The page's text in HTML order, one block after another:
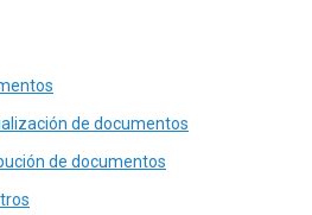
de documentos
de documentos